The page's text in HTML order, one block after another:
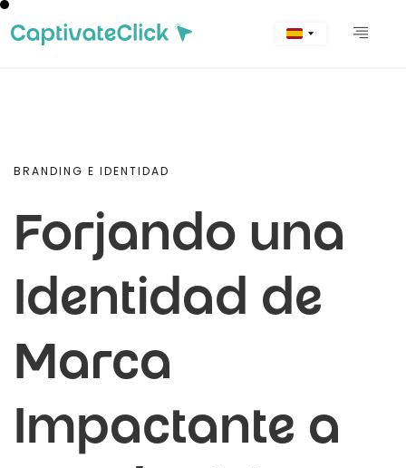
BRANDING E IDENTIDAD
Forjando una
Identidad de
Marca
Impactante a